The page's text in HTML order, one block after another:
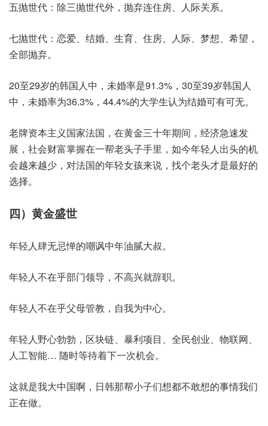
五抛世代：除三抛世代外，抛弃连住房、人际关系。
七抛世代：恋爱、结婚、生育、住房、人际、梦想、希望，
全部抛弃。
20至29岁的韩国人中，未婚率是91.3%，30至39岁韩国人
中，未婚率为36.3%，44.4%的大学生认为结婚可有可无。
老牌资本主义国家法国，在黄金三十年期间，经济急速发
展，社会财富掌握在一帮老头子手里，如今年轻人出头的机
会越来越少，对法国的年轻女孩来说，找个老头才是最好的
选择。
四）黄金盛世
年轻人肆无忌惮的嘲讽中年油腻大叔。
年轻人不在乎部门领导，不高兴就辞职。
年轻人不在乎父母管教，自我为中心。
年轻人野心勃勃，区块链、暴利项目、全民创业、物联网、
人工智能… 随时等待着下一次机会。
这就是我大中国啊，日韩那帮小子们想都不敢想的事情我们
正在做。